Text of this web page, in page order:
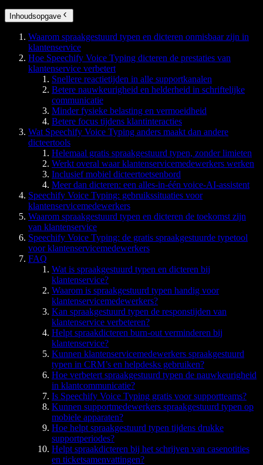
Inhoudsopgave
Waarom spraakgestuurd typen en dicteren onmisbaar zijn in
klantenservice
Hoe Speechify Voice Typing dicteren de prestaties van
klantenservice verbetert
Snellere reactietijden in alle supportkanalen
Betere nauwkeurigheid en helderheid in schriftelijke
communicatie
Minder fysieke belasting en vermoeidheid
Betere focus tijdens klantinteracties
Wat Speechify Voice Typing anders maakt dan andere
dicteertools
Helemaal gratis spraakgestuurd typen, zonder limieten
Werkt overal waar klantenservicemedewerkers werken
Inclusief mobiel dicteertoetsenbord
Meer dan dicteren: een alles-in-één voice-AI-assistent
Speechify Voice Typing: gebruikssituaties voor
klantenservicemedewerkers
Waarom spraakgestuurd typen en dicteren de toekomst zijn
van klantenservice
Speechify Voice Typing: de gratis spraakgestuurde typetool
voor klantenservicemedewerkers
FAQ
Wat is spraakgestuurd typen en dicteren bij
klantenservice?
Waarom is spraakgestuurd typen handig voor
klantenservicemedewerkers?
Kan spraakgestuurd typen de responstijden van
klantenservice verbeteren?
Helpt spraakdicteren burn-out verminderen bij
klantenservice?
Kunnen klantenservicemedewerkers spraakgestuurd
typen in CRM’s en helpdesks gebruiken?
Hoe verbetert spraakgestuurd typen de nauwkeurigheid
in klantcommunicatie?
Is Speechify Voice Typing gratis voor supportteams?
Kunnen supportmedewerkers spraakgestuurd typen op
mobiele apparaten?
Hoe helpt spraakgestuurd typen tijdens drukke
supportperiodes?
Helpt spraakdicteren bij het schrijven van casenotities
en ticketsamenvattingen?